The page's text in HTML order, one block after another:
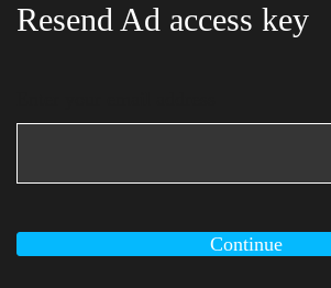
Resend Ad access key